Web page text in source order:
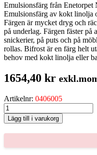
Emulsionsfärg från Enetorpet
Emulsionsfärg av kokt linolja
Färgen är mycket dryg och
på underlag. Färgen fäster på
snickerier, på puts och på
rollas. Bifrost är en färg helt
behov med kokt linolja eller
1654,40 kr
Artikelnr: 0406005
BIFROST
OCKRA
3,
5-
mängd
Lägg till i varukorg